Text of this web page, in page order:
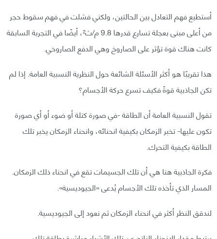
أستطيع فهم التعادل بين الحالتين، ولكني فشلت في فهم سقوط حجر
من أعلى مبنى بعجلة تسارع قدرها 9.8 م/ث²، أيضًا في التجربة السابقة
كانت هناك قوة تؤثر على الصاروخ وهي الدفع الصاروخي.
هذا تقريبًا هو أكثر الأسئلة الشائعة حول النظرية النسبية العامة. إذا لم
تكن الجاذبية قوةً فكيف تسرع حركة الأجسام؟
تقول النسبية العامة أن الطاقة -في صورة كتلة أو ضوء أو أي صورة
تكون عليها- تخبر الزمكان بكيفية انحنائه، وانحناء الزمكان يخبر تلك
الطاقة بكيفية التحرك.
فكرة الجاذبية هنا هي أن تلك الجسيمات تقع في انحناء ذلك الزمكان.
المسار الذي تأخذه تلك الأجسام يُدعى «الجيوديسية».
لندقق النظر أكثر في انحناء الزمكان ثم نعود إلى الجيوديسية.